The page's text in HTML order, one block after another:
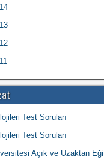
Test Soruları
Test Soruları
Açık ve Uzaktan